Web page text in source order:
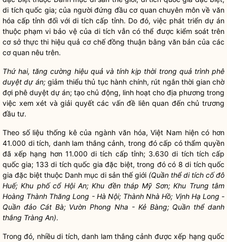
di tíchquốc gia; của người đứng đầu cơ quan chuyên môn về văn
hóa cấp tỉnh đối với di tích cấp tỉnh. Do đó, việc phát triển dự án
thuộc phạm vi bảo vệ của di tích vẫn có thể được kiểm soát trên
cơ sở thực thi hiệu quả cơ chế đồng thuận bằng văn bản của các
cơ quan nêu trên.
Thứ hai, tăng cường hiệu quả và tính kịp thời trong quả trình phê
duyệt dự án;giảm thiểu thủ tục hành chính, rút ngắn thời gian chờ
đợi phê duyệt dự án; tạo chủ động, linh hoạt cho địa phương trong
việc xem xét và giải quyết các vấn đề liên quan đến chủ trương
đầu tư.
Theo số liệu thống kê của ngành văn hóa, Việt Nam hiện có hơn
41.000 di tích, danh lam thắng cảnh, trong đó cấp có thẩm quyền
đã xếp hạng hơn 11.000 di tích cấp tỉnh; 3.630 di tích tích cấp
quốc gia; 133 di tíchquốc gia đặc biệt, trong đó có 8 di tíchquốc
gia đặc biệt thuộc Danh mục di sản thế giới (Quần thể di tích cố đô
Huế; Khu phố cổ Hội An; Khu đền tháp Mỹ Sơn; Khu Trung tâm
Hoàng Thành Thăng Long - Hà Nội; Thành Nhà Hồ; Vịnh Hạ Long -
Quần đảoCát Bà; Vườn Phong Nha - Kẻ Bàng; Quần thể danh
thắng Tràng An).
Trong đó, nhiều di tích, danh lam thắng cảnh được xếp hạng quốc